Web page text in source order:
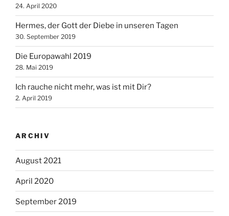
24. April 2020
Hermes, der Gott der Diebe in unseren Tagen
30. September 2019
Die Europawahl 2019
28. Mai 2019
Ich rauche nicht mehr, was ist mit Dir?
2. April 2019
ARCHIV
August 2021
April 2020
September 2019